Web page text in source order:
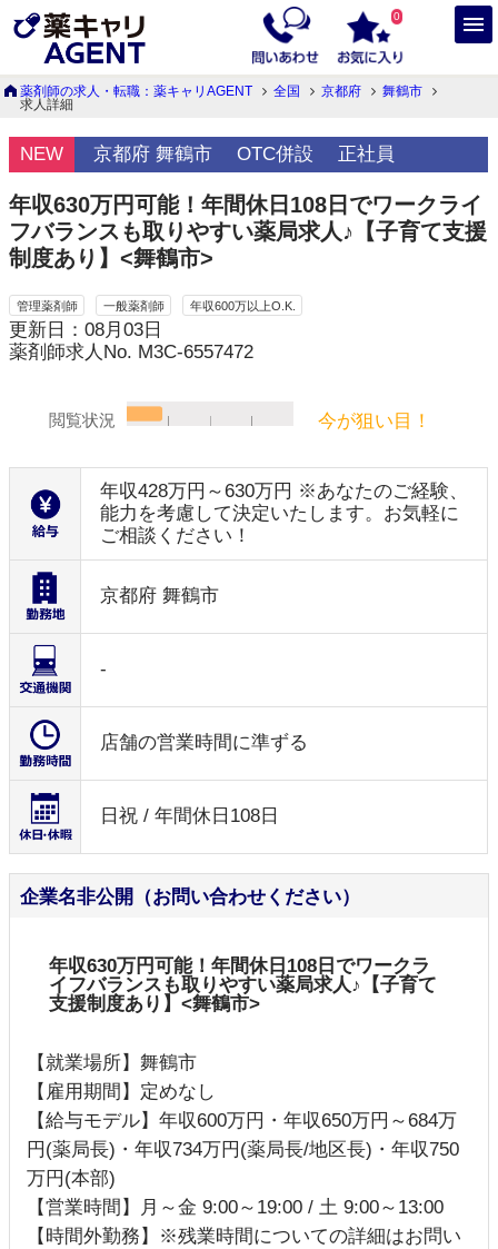
0
薬剤師の求人・転職：薬キャリAGENT 全国 京都府
舞鶴市
求人詳細
NEW 京都府 舞鶴市 OTC併設 正社員
年収630万円可能！年間休日108日でワークライ
フバランスも取りやすい薬局求人♪【子育て支援
制度あり】<舞鶴市>
管理薬剤師 一般薬剤師 年収600万以上O.K.
更新日：08月03日
薬剤師求人No. M3C-6557472
閲覧状況 今が狙い目！
年収428万円～630万円 ※あなたのご経験、
能力を考慮して決定いたします。お気軽に
ご相談ください！
京都府 舞鶴市
-
店舗の営業時間に準ずる
日祝 / 年間休日108日
企業名非公開（お問い合わせください）
年収630万円可能！年間休日108日でワークラ
イフバランスも取りやすい薬局求人♪【子育て
支援制度あり】<舞鶴市>
【就業場所】舞鶴市
【雇用期間】定めなし
【給与モデル】年収600万円・年収650万円～684万
円(薬局長)・年収734万円(薬局長/地区長)・年収750
万円(本部)
【営業時間】月～金 9:00～19:00 / 土 9:00～13:00
【時間外勤務】※残業時間についての詳細はお問い